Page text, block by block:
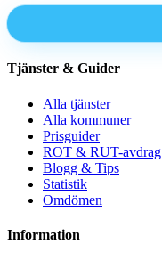
Tjänster & Guider
Alla tjänster
Alla kommuner
Prisguider
ROT & RUT-avdrag
Blogg & Tips
Statistik
Omdömen
Information